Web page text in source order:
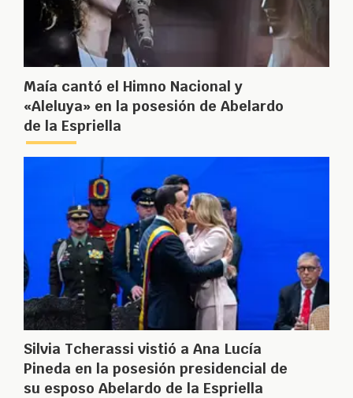
Maía cantó el Himno Nacional y
«Aleluya» en la posesión de Abelardo
de la Espriella
Silvia Tcherassi vistió a Ana Lucía
Pineda en la posesión presidencial de
su esposo Abelardo de la Espriella